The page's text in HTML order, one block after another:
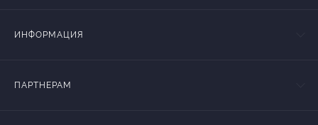
ИНФОРМАЦИЯ
ПАРТНЕРАМ